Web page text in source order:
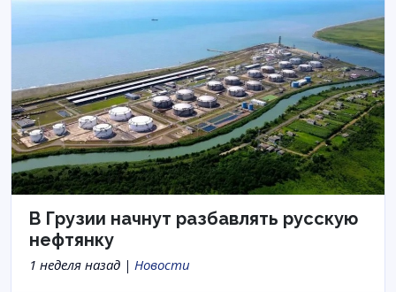
В Грузии начнут разбавлять русскую
нефтянку
1 неделя назад | Новости